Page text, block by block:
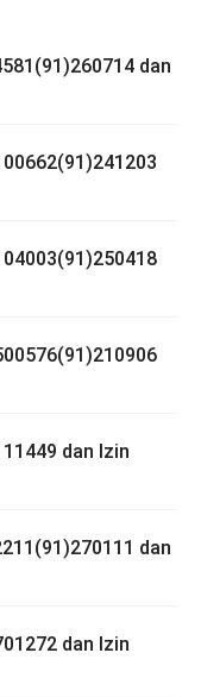
dan
dan Izin
dan
dan Izin